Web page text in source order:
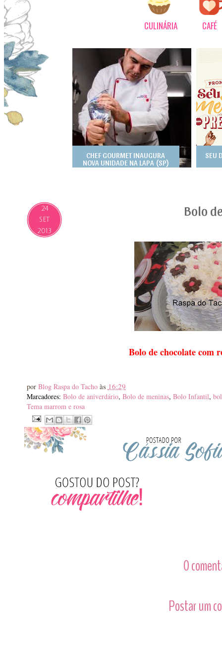
CULINÁRIA CAFÉ
CHEF GOURMET INAUGURA
NOVA UNIDADE NA LAPA (SP)
SEU
24
SET
2013
Bolo
Bolo de chocolate com
por Blog Raspa do Tacho às 16:29
Marcadores: Bolo de aniverdário, Bolo de meninas, Bolo Infantil,
Tema marrom e rosa
0
Postar um